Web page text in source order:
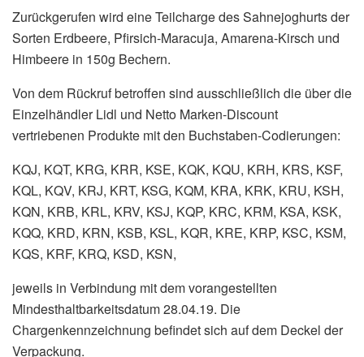
Zurückgerufen wird eine Teilcharge des Sahnejoghurts der
Sorten Erdbeere, Pfirsich-Maracuja, Amarena-Kirsch und
Himbeere in 150g Bechern.
Von dem Rückruf betroffen sind ausschließlich die über die
Einzelhändler Lidl und Netto Marken-Discount
vertriebenen Produkte mit den Buchstaben-Codierungen:
KQJ, KQT, KRG, KRR, KSE, KQK, KQU, KRH, KRS, KSF,
KQL, KQV, KRJ, KRT, KSG, KQM, KRA, KRK, KRU, KSH,
KQN, KRB, KRL, KRV, KSJ, KQP, KRC, KRM, KSA, KSK,
KQQ, KRD, KRN, KSB, KSL, KQR, KRE, KRP, KSC, KSM,
KQS, KRF, KRQ, KSD, KSN,
jeweils in Verbindung mit dem vorangestellten
Mindesthaltbarkeitsdatum 28.04.19. Die
Chargenkennzeichnung befindet sich auf dem Deckel der
Verpackung.